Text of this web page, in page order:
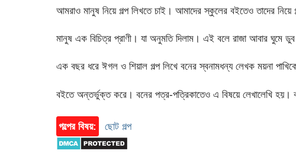
আমরাও মানুষ নিয়ে গল্প লিখতে চাই। আমাদের স্কুলের বইতেও তাদের
মানুষ এক বিচিত্র প্রাণী। যা অনুমতি দিলাম। এই বলে রাজা আবার ঘুমে
এক বছর ধরে ঈগল ও শিয়াল গল্প লিখে বনের স্বনামধন্য লেখক ময়না
বইতে অন্তর্ভুক্ত করে। বনের পত্র-পত্রিকাতেও এ বিষয়ে লেখালেখি হয়।
গল্পের বিষয়: ছোট গল্প